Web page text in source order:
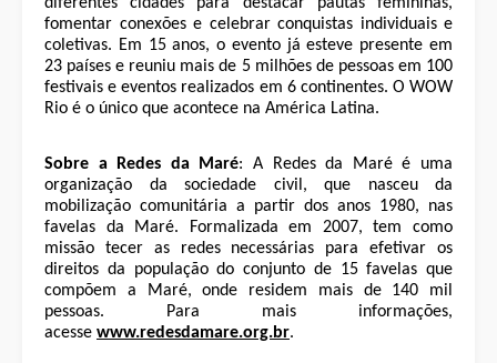
fomentar conexões e celebrar conquistas individuais e
coletivas. Em 15 anos, o evento já esteve presente em
23 países e reuniu mais de 5 milhões de pessoas em 100
festivais e eventos realizados em 6 continentes. O WOW
Rio é o único que acontece na América Latina.
Sobre a Redes da Maré:A Redes da Maré é uma
organização da sociedade civil, que nasceu da
mobilização comunitária a partir dos anos 1980, nas
favelas da Maré. Formalizada em 2007, tem como
missão tecer as redes necessárias para efetivar os
direitos da população do conjunto de 15 favelas que
compõem a Maré, onde residem mais de 140 mil
pessoas. Para mais informações,
acesse www.redesdamare.org.br.